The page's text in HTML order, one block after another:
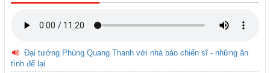
Đại tướng Phùng Quang Thanh với nhà báo chiến sĩ - những ân
tình để lại